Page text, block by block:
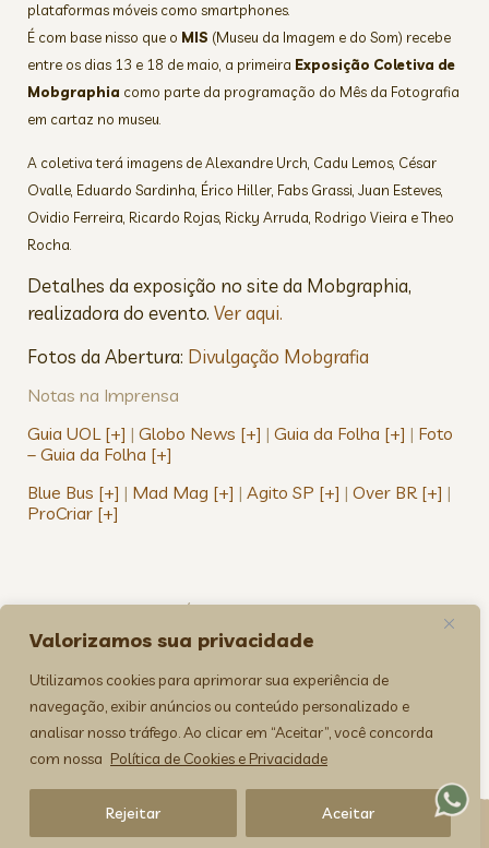
Valorizamos sua privacidade
Utilizamos cookies para aprimorar sua experiência de
navegação, exibir anúncios ou conteúdo personalizado e
analisar nosso tráfego. Ao clicar em “Aceitar”, você concorda
com nossa Política de Cookies e Privacidade
Rejeitar Aceitar
plataformas móveis como smartphones.
É com base nisso que o MIS (Museu da Imagem e do Som) recebe
entre os dias 13 e 18 de maio, a primeira Exposição Coletiva de
Mobgraphia como parte da programação do Mês da Fotografia
em cartaz no museu.
A coletiva terá imagens de Alexandre Urch, Cadu Lemos, César
Ovalle, Eduardo Sardinha, Érico Hiller, Fabs Grassi, Juan Esteves,
Ovidio Ferreira, Ricardo Rojas, Ricky Arruda, Rodrigo Vieira e Theo
Rocha.
Detalhes da exposição no site da Mobgraphia,
realizadora do evento. Ver aqui.
Fotos da Abertura: Divulgação Mobgrafia
Notas na Imprensa
Guia UOL [+] | Globo News [+] | Guia da Folha [+] | Foto
– Guia da Folha [+]
Blue Bus [+] | Mad Mag [+] | Agito SP [+] | Over BR [+] |
ProCriar [+]
VEJA TAMBÉM:
><(((º> 17